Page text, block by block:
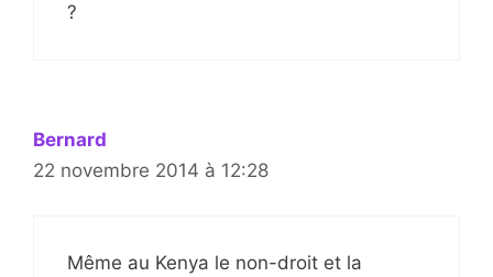
?
Bernard
22 novembre 2014 à 12:28
Même au Kenya le non-droit et la